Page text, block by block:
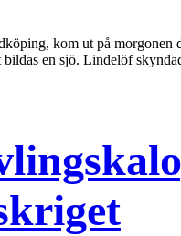
kom ut på morgonen
en sjö. Lindelöf